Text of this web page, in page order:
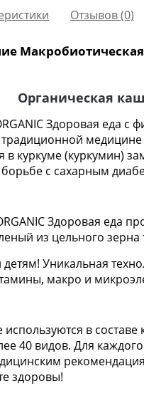
Отзывов (0)
Органическая
Здоровая еда
куркуме (куркумин)
с сахарным
Здоровая еда
из цельного
Уникальная
макро и
в
40 видов. Для
здоровы!